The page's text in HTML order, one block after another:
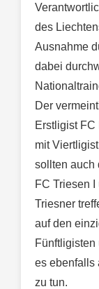
des
Ausnahme
dabei
Der
Erstligist FC
mit
sollten auch
FC Triesen
Triesner
auf den
Fünftligisten
es ebenfalls
zu tun.